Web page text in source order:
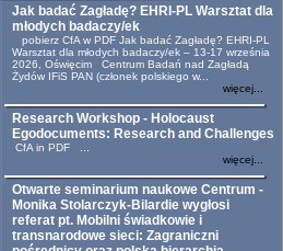
Jak badać Zagładę? EHRI-PL Warsztat dla
młodych badaczy/ek
pobierz CfA w PDF Jak badać Zagładę? EHRI-PL
Warsztat dla młodych badaczy/ek – 13-17 września
2026, Oświęcim Centrum Badań nad Zagładą
Żydów IFiS PAN (członek polskiego w...
więcej...
Research Workshop - Holocaust
Egodocuments: Research and Challenges
CfA in PDF ...
więcej...
Otwarte seminarium naukowe Centrum -
Monika Stolarczyk-Bilardie wygłosi
referat pt. Mobilni świadkowie i
transnarodowe sieci: Zagraniczni